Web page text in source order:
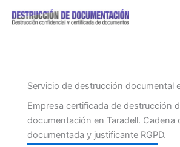
Servicio de destrucción documental
Empresa certificada de destrucción
documentación en Taradell. Cadena
documentada y justificante RGPD.